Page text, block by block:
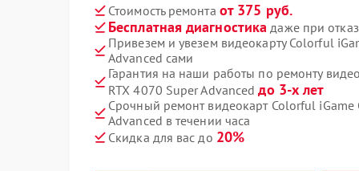
Стоимость ремонта от 375 руб.
Бесплатная диагностика даже при
Привезем и увезем видеокарту Colorful
Advanced сами
Гарантия на наши работы по ремонту
RTX 4070 Super Advancedдо 3-х лет
Срочный ремонт видеокарт Colorful iGame
Advanced в течении часа
Скидка для вас до 20%